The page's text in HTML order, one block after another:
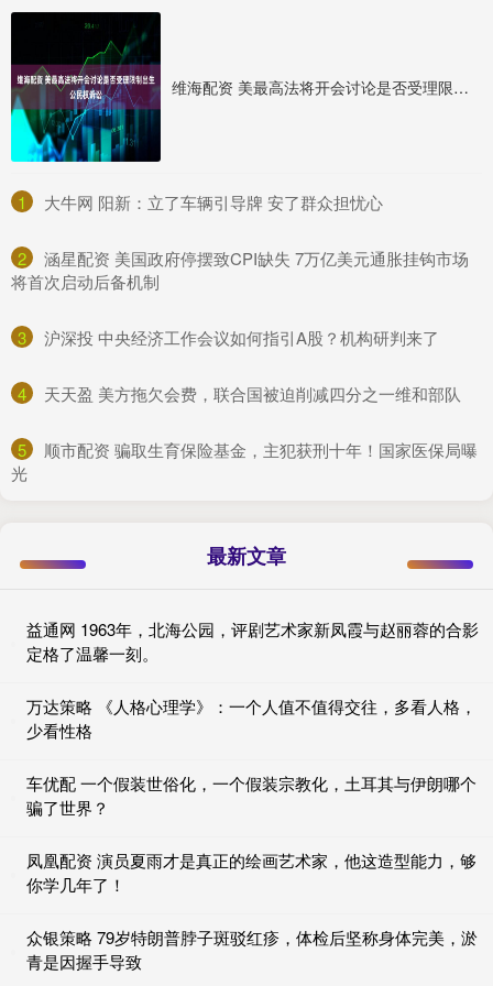
维海配资 美最高法将开会讨论是否受理限制出生公民权诉讼
1 ​大牛网 阳新：立了车辆引导牌 安了群众担忧心
2
​涵星配资 美国政府停摆致CPI缺失 7万亿美元通胀挂钩市场
将首次启动后备机制
3 ​沪深投 中央经济工作会议如何指引A股？机构研判来了
4 ​天天盈 美方拖欠会费，联合国被迫削减四分之一维和部队
5
​顺市配资 骗取生育保险基金，主犯获刑十年！国家医保局曝
光
最新文章
益通网 1963年，北海公园，评剧艺术家新凤霞与赵丽蓉的合影
定格了温馨一刻。
万达策略 《人格心理学》：一个人值不值得交往，多看人格，
少看性格
车优配 一个假装世俗化，一个假装宗教化，土耳其与伊朗哪个
骗了世界？
凤凰配资 演员夏雨才是真正的绘画艺术家，他这造型能力，够
你学几年了！
众银策略 79岁特朗普脖子斑驳红疹，体检后坚称身体完美，淤
青是因握手导致